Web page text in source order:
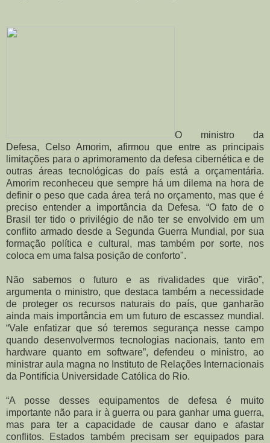
O ministro da
Defesa, Celso Amorim, afirmou que entre as principais
limitações para o aprimoramento da defesa cibernética e de
outras áreas tecnológicas do país está a orçamentária.
Amorim reconheceu que sempre há um dilema na hora de
definir o peso que cada área terá no orçamento, mas que é
preciso entender a importância da Defesa. “O fato de o
Brasil ter tido o privilégio de não ter se envolvido em um
conflito armado desde a Segunda Guerra Mundial, por sua
formação política e cultural, mas também por sorte, nos
coloca em uma falsa posição de conforto".
Não sabemos o futuro e as rivalidades que virão”,
argumenta o ministro, que destaca também a necessidade
de proteger os recursos naturais do país, que ganharão
ainda mais importância em um futuro de escassez mundial.
“Vale enfatizar que só teremos segurança nesse campo
quando desenvolvermos tecnologias nacionais, tanto em
hardware quanto em software”, defendeu o ministro, ao
ministrar aula magna no Instituto de Relações Internacionais
da Pontifícia Universidade Católica do Rio.
“A posse desses equipamentos de defesa é muito
importante não para ir à guerra ou para ganhar uma guerra,
mas para ter a capacidade de causar dano e afastar
conflitos. Estados também precisam ser equipados para